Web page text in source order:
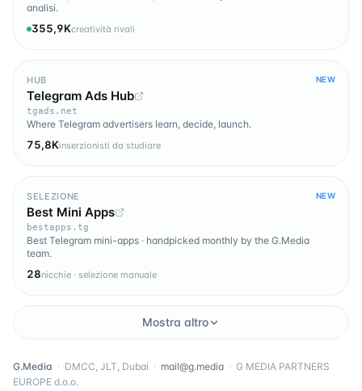
analisi.
355,9Kcreatività rivali
HUB NEW
Telegram Ads Hub
tgads.net
Where Telegram advertisers learn, decide, launch.
75,8Kinserzionisti da studiare
SELEZIONE NEW
Best Mini Apps
bestapps.tg
Best Telegram mini-apps · handpicked monthly by the G.Media
team.
28nicchie · selezione manuale
Mostra altro
G.Media · DMCC, JLT, Dubai · mail@g.media · G MEDIA PARTNERS
EUROPE d.o.o.